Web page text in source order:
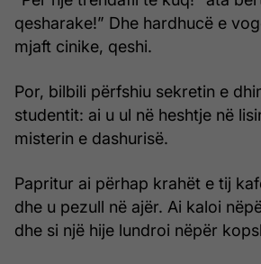
qesharake!” Dhe hardhucë e
mjaft cinike, qeshi.
Por, bilbili përfshiu sekretin e
studentit: ai u ul në heshtje në
misterin e dashurisë.
Papritur ai përhap krahët e tij
dhe u pezull në ajër. Ai kaloi
dhe si një hije lundroi nëpër